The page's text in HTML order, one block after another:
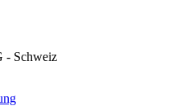
- Schweiz